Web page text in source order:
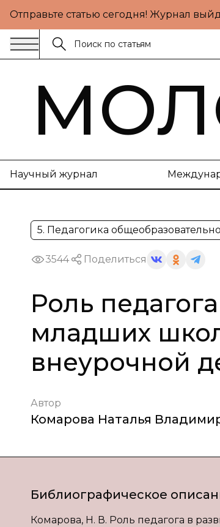
Отправьте статью сегодня! Журнал
Научный журнал
5. Педагогика
3544 Поделиться
Роль
младших
внеурочной
Автор
Комарова Наталья
Библиографическое
Комарова, Н. В. Роль педагога в